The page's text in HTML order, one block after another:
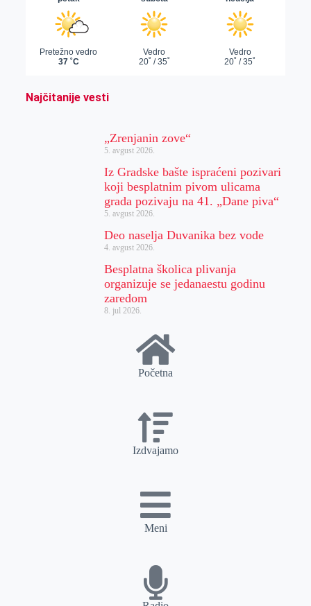
Najčitanije vesti
„Zrenjanin zove“
5. avgust 2026.
Iz Gradske bašte ispraćeni pozivari
koji besplatnim pivom ulicama
grada pozivaju na 41. „Dane piva“
5. avgust 2026.
Deo naselja Duvanika bez vode
4. avgust 2026.
Besplatna školica plivanja
organizuje se jedanaestu godinu
zaredom
8. jul 2026.
Početna
Izdvajamo
Meni